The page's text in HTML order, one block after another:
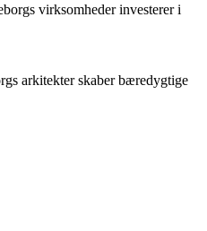
virksomheder investerer i
arkitekter skaber bæredygtige